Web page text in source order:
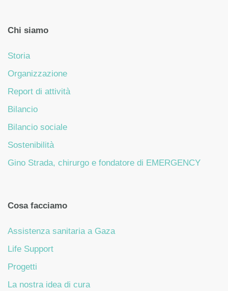
Chi siamo
Storia
Organizzazione
Report di attività
Bilancio
Bilancio sociale
Sostenibilità
Gino Strada, chirurgo e fondatore di EMERGENCY
Cosa facciamo
Assistenza sanitaria a Gaza
Life Support
Progetti
La nostra idea di cura